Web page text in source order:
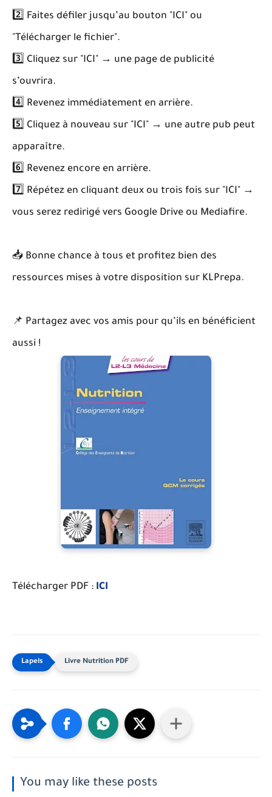
2️⃣ Faites défiler jusqu’au bouton "ICI" ou
"Télécharger le fichier".
3️⃣ Cliquez sur "ICI" → une page de publicité
s’ouvrira.
4️⃣ Revenez immédiatement en arrière.
5️⃣ Cliquez à nouveau sur "ICI" → une autre pub peut
apparaître.
6️⃣ Revenez encore en arrière.
7️⃣ Répétez en cliquant deux ou trois fois sur "ICI" →
vous serez redirigé vers Google Drive ou Mediafire.
📥 Bonne chance à tous et profitez bien des
ressources mises à votre disposition sur KLPrepa.
📌 Partagez avec vos amis pour qu’ils en bénéficient
aussi !
Télécharger PDF : ICI
Livre Nutrition PDF
You may like these posts